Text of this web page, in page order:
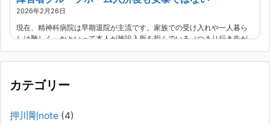
2026年2月26日
現在、精神科病院は早期退院が主流です。家族での受け入れや一人暮ら
しは難しく、かといって本人が施設入所を拒んでいる（つまり行き先が
見つかっていない）ような場合でも、病院から退院を急かされ、家族が
困ってし[...]
精神科から「退院できます」と言われた家族へ──退院
後の安全設計
2026年2月21日
カテゴリー
押川剛note (4)